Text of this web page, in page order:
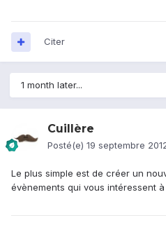
Citer
1 month later...
Cuillère
Posté(e) 19 septembre
Le plus simple est de créer un
évènements qui vous intéressent à